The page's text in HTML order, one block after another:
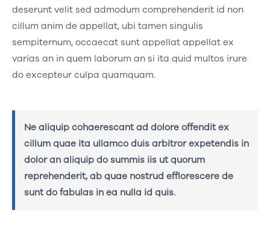
deserunt velit sed admodum comprehenderit id non
cillum anim de appellat, ubi tamen singulis
sempiternum, occaecat sunt appellat appellat ex
varias an in quem laborum an si ita quid multos irure
do excepteur culpa quamquam.
Ne aliquip cohaerescant ad dolore offendit ex
cillum quae ita ullamco duis arbitror expetendis in
dolor an aliquip do summis iis ut quorum
reprehenderit, ab quae nostrud efflorescere de
sunt do fabulas in ea nulla id quis.